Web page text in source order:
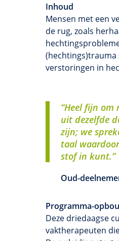
Inhoud
Mensen met een
de rug, zoals
verstoringen in
“Heel fijn om
uit dezelfde
zijn; we
taal
stof in kunt.”
Oud-
Programma-
Deze driedaagse
vaktherapeuten